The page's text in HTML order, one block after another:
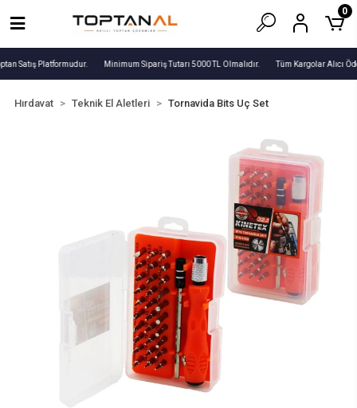
Satış Platformudur. Minimum Sipariş Tutarı 5000 TL Olmalıdır. Tüm Kargolar Alıcı
0
Hırdavat Teknik El Aletleri Tornavida Bits Uç Set